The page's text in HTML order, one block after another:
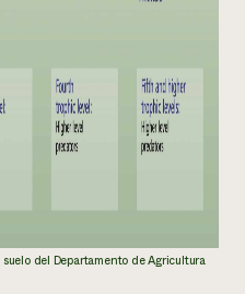
del Departamento de Agricultura